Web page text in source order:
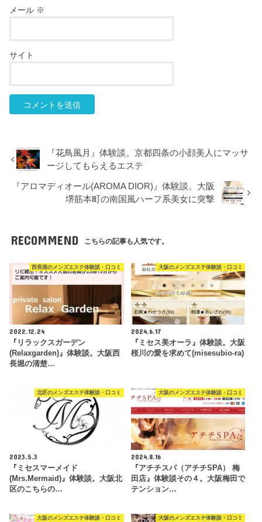
メール ※
サイト
『花鳥風月』体験談。京都四条の小顔美人にマッサ
ージしてもらえるエステ
『アロマディオール(AROMA DIOR)』体験談。大阪
堺筋本町の南国風ハーフ系美女に突撃
RECOMMEND こちらの記事も人気です。
西長堀のメンズエステ体験談・口コミ
2022.12.24
『リラックスガーデン
(Relaxgarden)』体験談。大阪西
長堀の清楚…
大阪のメンズエステ体験談・口コミ
2024.6.17
『ミセス美オーラ』体験談。大阪
桜川の愛を求めて(misesubio-ra)
北区のメンズエステ体験談・口コミ
2023.5.3
『ミセスマーメイド
(Mrs.Mermaid)』体験談。大阪北
区のこちらの…
大阪のメンズエステ体験談・口コミ
2024.8.16
『アチチスパ（アチチSPA） 梅
田店』体験談その４。大阪梅田で
テンション…
大阪のメンズエステ体験談・口コミ 大阪のメンズエステ体験談・口コミ